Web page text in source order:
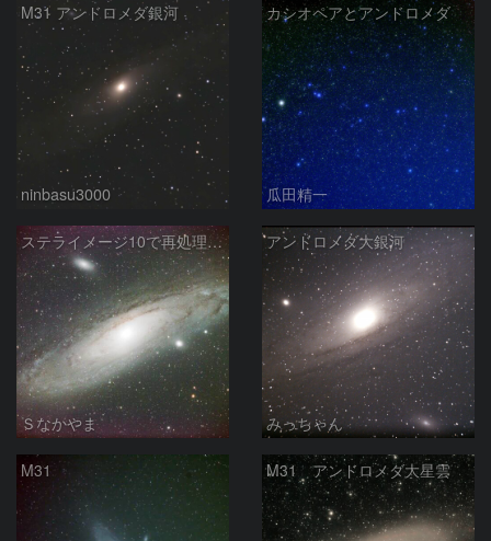
M31 アンドロメダ銀河
ninbasu3000
カシオペアとアンドロメダ
瓜田精一
ステライメージ10で再処理したM31
Ｓなかやま
アンドロメダ大銀河
みっちゃん
M31 M31 アンドロメダ大星雲